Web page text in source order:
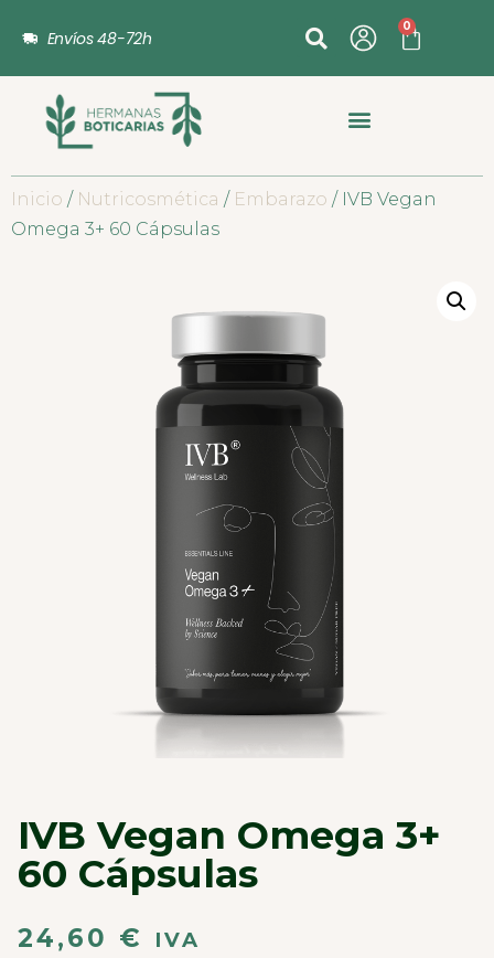
Envíos 48-72h
0
Inicio / Nutricosmética / Embarazo / IVB Vegan
Omega 3+ 60 Cápsulas
IVB Vegan Omega 3+
60 Cápsulas
24,60 € IVA